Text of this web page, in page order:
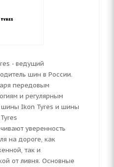
- ведущий
шин в России.
передовым
и регулярным
шины Ikon Tyres и шины
уверенность
на дороге, как
так и
от ливня. Основные